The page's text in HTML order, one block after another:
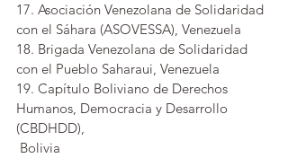
17. Asociación Venezolana de Solidaridad
con el Sáhara (ASOVESSA), Venezuela
18. Brigada Venezolana de Solidaridad
con el Pueblo Saharaui, Venezuela
19. Capítulo Boliviano de Derechos
Humanos, Democracia y Desarrollo
(CBDHDD),
Bolivia